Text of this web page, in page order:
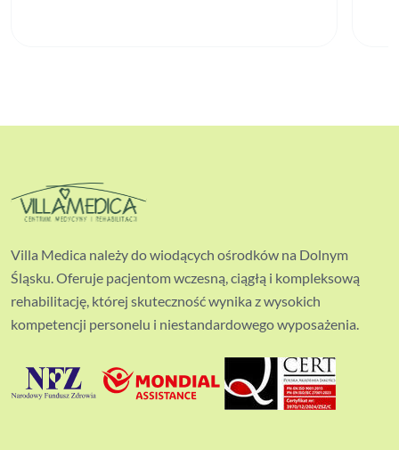
Villa Medica należy do wiodących ośrodków na Dolnym
Śląsku. Oferuje pacjentom wczesną, ciągłą i kompleksową
rehabilitację, której skuteczność wynika z wysokich
kompetencji personelu i niestandardowego wyposażenia.